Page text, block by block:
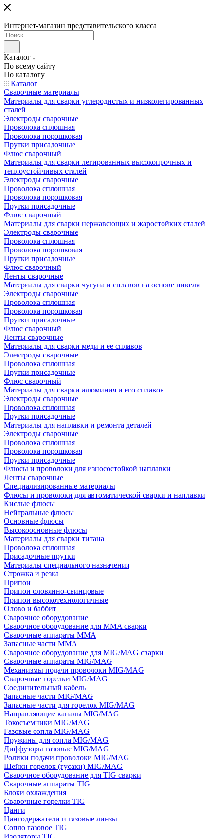
Интернет-магазин представительского класса
Каталог
По всему сайту
По каталогу
Каталог
Сварочные материалы
Материалы для сварки углеродистых и низколегированных
сталей
Электроды сварочные
Проволока сплошная
Проволока порошковая
Прутки присадочные
Флюс сварочный
Материалы для сварки легированных высокопрочных и
теплоустойчивых сталей
Электроды сварочные
Проволока сплошная
Проволока порошковая
Прутки присадочные
Флюс сварочный
Материалы для сварки нержавеющих и жаростойких сталей
Электроды сварочные
Проволока сплошная
Проволока порошковая
Прутки присадочные
Флюс сварочный
Ленты сварочные
Материалы для сварки чугуна и сплавов на основе никеля
Электроды сварочные
Проволока сплошная
Проволока порошковая
Прутки присадочные
Флюс сварочный
Ленты сварочные
Материалы для сварки меди и ее сплавов
Электроды сварочные
Проволока сплошная
Прутки присадочные
Флюс сварочный
Материалы для сварки алюминия и его сплавов
Электроды сварочные
Проволока сплошная
Прутки присадочные
Материалы для наплавки и ремонта деталей
Электроды сварочные
Проволока сплошная
Проволока порошковая
Прутки присадочные
Флюсы и проволоки для износостойкой наплавки
Ленты сварочные
Специализированные материалы
Флюсы и проволоки для автоматической сварки и наплавки
Кислые флюсы
Нейтральные флюсы
Основные флюсы
Высокоосновные флюсы
Материалы для сварки титана
Проволока сплошная
Присадочные прутки
Материалы специального назначения
Строжка и резка
Припои
Припои оловянно-свинцовые
Припои высокотехнологичные
Олово и баббит
Сварочное оборудование
Сварочное оборудование для MMA сварки
Сварочные аппараты MMA
Запасные части MMA
Сварочное оборудование для MIG/MAG сварки
Сварочные аппараты MIG/MAG
Механизмы подачи проволоки MIG/MAG
Сварочные горелки MIG/MAG
Соединительный кабель
Запасные части MIG/MAG
Запасные части для горелок MIG/MAG
Направляющие каналы MIG/MAG
Токосъемники MIG/MAG
Газовые сопла MIG/MAG
Пружины для сопла MIG/MAG
Диффузоры газовые MIG/MAG
Ролики подачи проволоки MIG/MAG
Шейки горелок (гусаки) MIG/MAG
Сварочное оборудование для TIG сварки
Сварочные аппараты TIG
Блоки охлаждения
Сварочные горелки TIG
Цанги
Цангодержатели и газовые линзы
Сопло газовое TIG
Изоляторы TIG